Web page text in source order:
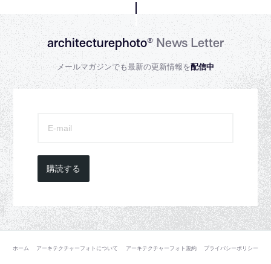
architecturephoto®News Letter
メールマガジンでも最新の更新情報を配信中
購読する
ホーム アーキテクチャーフォトについて アーキテクチャーフォト規約 プライバシーポリシー